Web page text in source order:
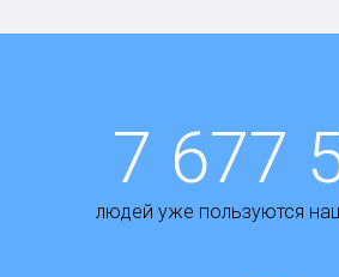
7 677
людей уже пользуются